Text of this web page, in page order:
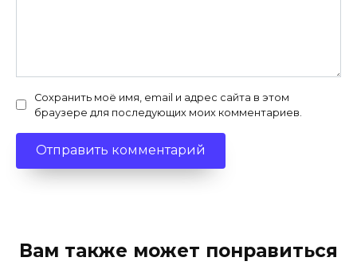
Сохранить моё имя, email и адрес сайта в этом
браузере для последующих моих комментариев.
Вам также может понравиться